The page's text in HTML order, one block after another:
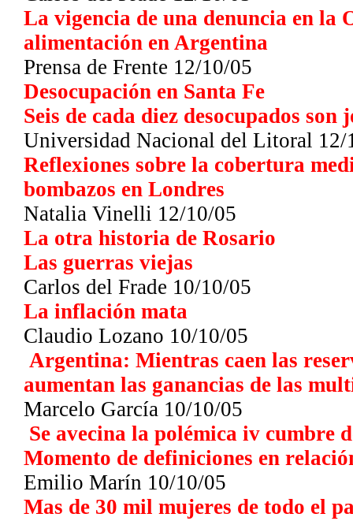
La vigencia de una denuncia en la
alimentación en Argentina
Prensa de Frente 12/10/05
Desocupación en Santa Fe
Seis de cada diez desocupados son
Universidad Nacional del Litoral 12/
Reflexiones sobre la cobertura
bombazos en Londres
Natalia Vinelli 12/10/05
La otra historia de Rosario
Las guerras viejas
Carlos del Frade 10/10/05
La inflación mata
Claudio Lozano 10/10/05
Argentina: Mientras caen las
aumentan las ganancias de las
Marcelo García 10/10/05
Se avecina la polémica iv cumbre
Momento de definiciones en
Emilio Marín 10/10/05
Mas de 30 mil mujeres de todo el